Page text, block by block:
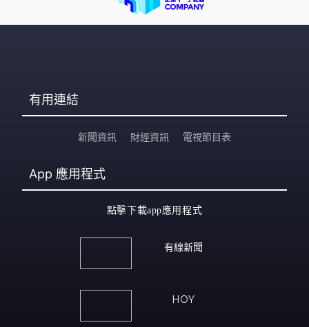
有用連結
新聞資訊 財經資訊 電視節目表
App 應用程式
點擊下載app應用程式
有線新聞
HOY